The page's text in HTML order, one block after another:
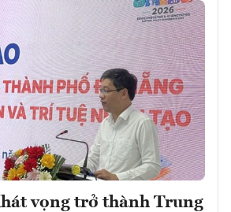
vọng trở thành Trung